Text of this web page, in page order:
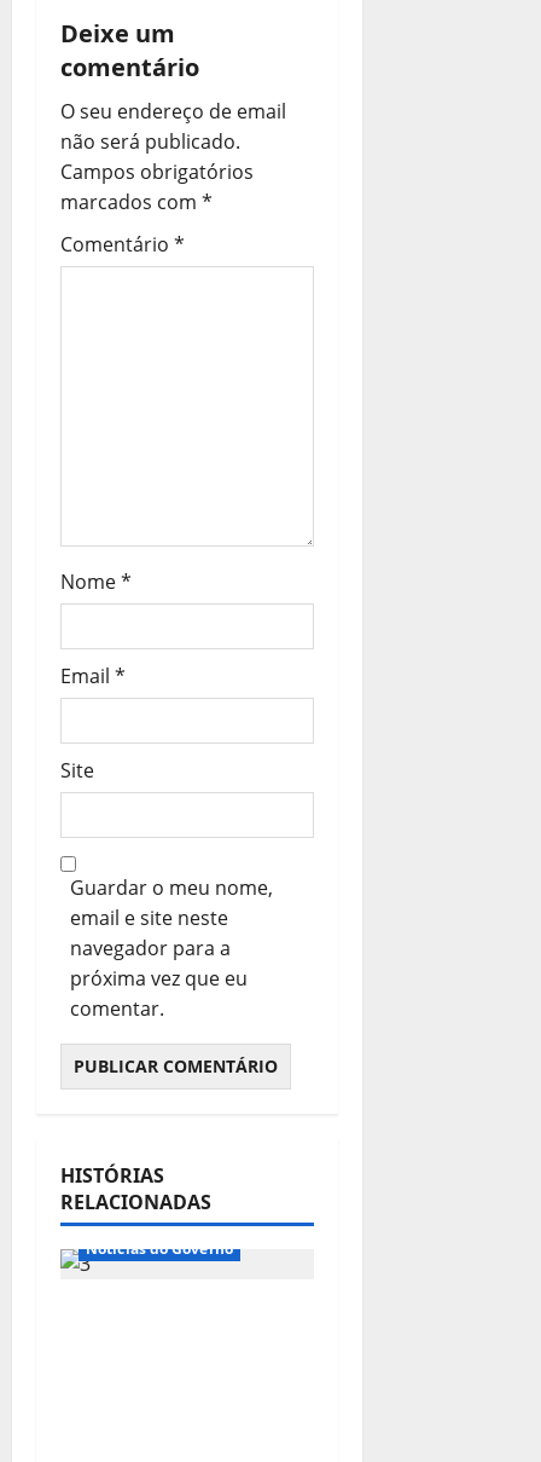
o
d
e
a
r
Deixe um
comentário
O seu endereço de email
não será publicado.
Campos obrigatórios
marcados com *
Comentário *
Nome*
Email *
Site
Guardar o meu nome,
email e site neste
navegador para a
próxima vez que eu
comentar.
HISTÓRIAS
RELACIONADAS
Notícias de Entidades
Notícias do Governo